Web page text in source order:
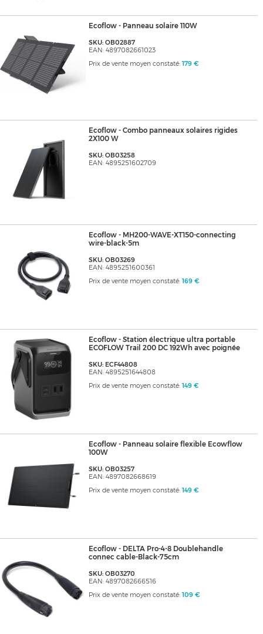
Ecoflow - Panneau solaire 110W
SKU: OB02887
EAN: 4897082661023
Prix de vente moyen constaté: 179 €
Ecoflow - Combo panneaux solaires rigides
2X100 W
SKU: OB03258
EAN: 4895251602709
Ecoflow - MH200-WAVE-XT150-connecting
wire-black-5m
SKU: OB03269
EAN: 4895251600361
Prix de vente moyen constaté: 169 €
Ecoflow - Station électrique ultra portable
ECOFLOW Trail 200 DC 192Wh avec poignée
SKU: ECF44808
EAN: 4895251644808
Prix de vente moyen constaté: 149 €
Ecoflow - Panneau solaire flexible Ecowflow
100W
SKU: OB03257
EAN: 4897082668619
Prix de vente moyen constaté: 149 €
Ecoflow - DELTA Pro-4-8 Doublehandle
connec cable-Black-75cm
SKU: OB03270
EAN: 4897082666516
Prix de vente moyen constaté: 109 €